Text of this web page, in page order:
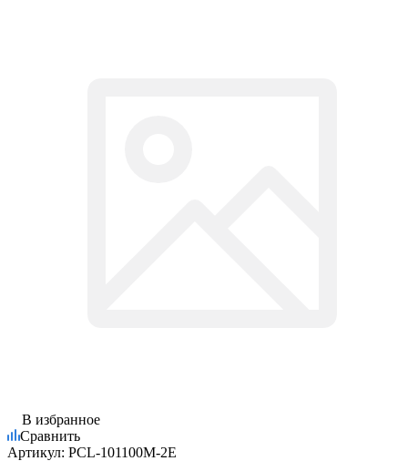
В избранное
Сравнить
Артикул: PCL-101100M-2E